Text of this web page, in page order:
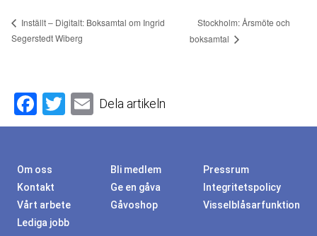
Inställt – Digitalt: Boksamtal om Ingrid
Segerstedt Wiberg
Stockholm: Årsmöte och
boksamtal
Facebook
TwitterEmail
Dela artikeln
Om oss Bli medlem
Pressrum
Kontakt
Ge en gåva
Integritetspolicy
Vårt arbete
Gåvoshop
Visselblåsarfunktion
Lediga jobb